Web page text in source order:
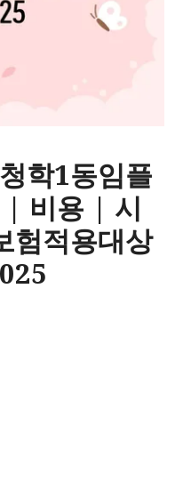
학1동임플
| 비용 | 시
험적용대상